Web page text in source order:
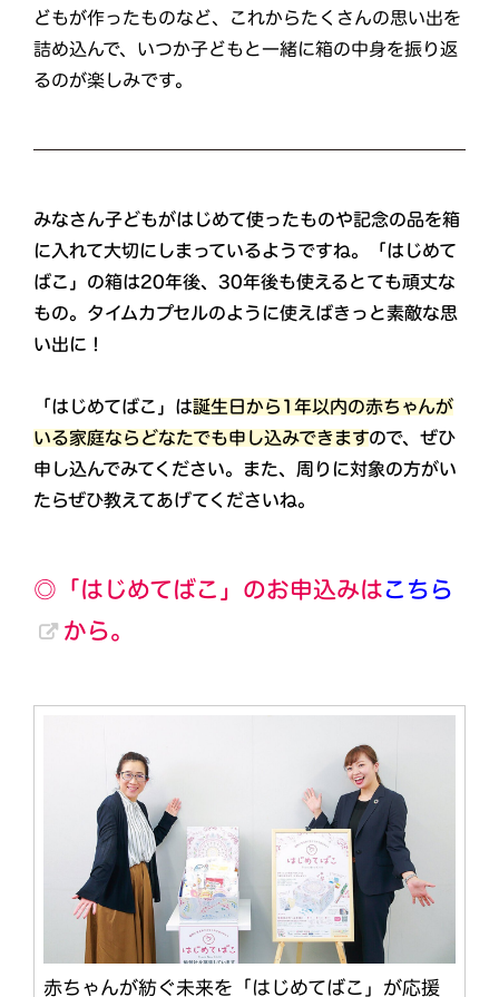
どもが作ったものなど、これからたくさんの思い出を
詰め込んで、いつか子どもと一緒に箱の中身を振り返
るのが楽しみです。
みなさん子どもがはじめて使ったものや記念の品を箱
に入れて大切にしまっているようですね。「はじめて
ばこ」の箱は20年後、30年後も使えるとても頑丈な
もの。タイムカプセルのように使えばきっと素敵な思
い出に！
「はじめてばこ」は誕生日から1年以内の赤ちゃんが
いる家庭ならどなたでも申し込みできますので、ぜひ
申し込んでみてください。また、周りに対象の方がい
たらぜひ教えてあげてくださいね。
◎「はじめてばこ」のお申込みはこちら
から。
赤ちゃんが紡ぐ未来を「はじめてばこ」が応援